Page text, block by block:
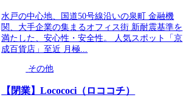
水戸の中心地、国道50号線沿いの泉町 金融機
関、大手企業の集まるオフィス街 新耐震基準を
満たした、安心性・安全性。 人気スポット「京
成百貨店」至近 月極...
その他
【閉業】Locococi（ロココチ）